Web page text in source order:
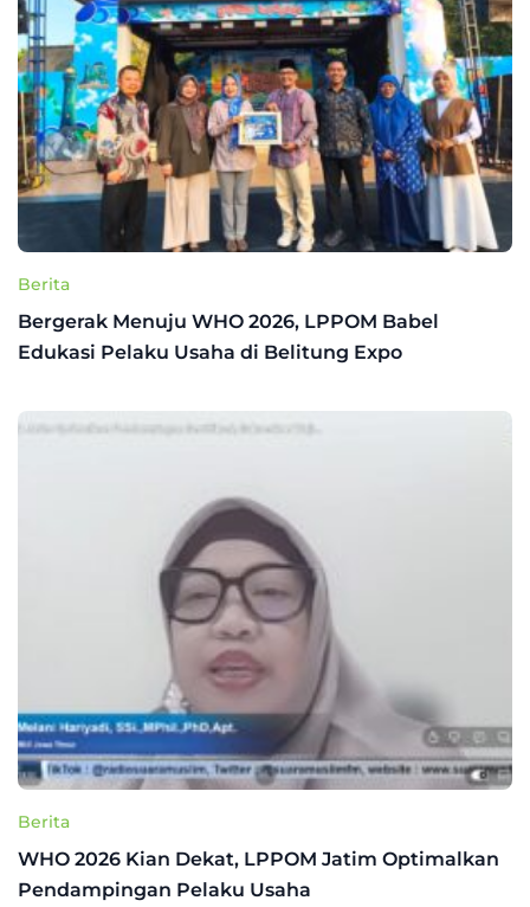
Berita
Bergerak Menuju WHO 2026, LPPOM Babel
Edukasi Pelaku Usaha di Belitung Expo
Berita
WHO 2026 Kian Dekat, LPPOM Jatim Optimalkan
Pendampingan Pelaku Usaha